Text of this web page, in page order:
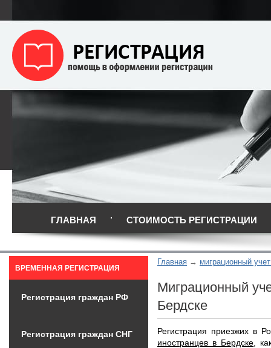
ГЛАВНАЯ СТОИМОСТЬ РЕГИСТРАЦИИ
Главная миграционный
Миграционный
Бердске
Регистрация приезжих в
иностранцев в Бердске ,
ВРЕМЕННАЯ РЕГИСТРАЦИЯ
Регистрация граждан РФ
Регистрация граждан СНГ